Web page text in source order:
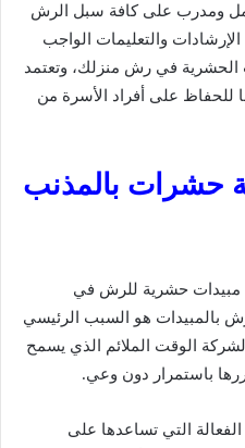
ومدرب على كافة سبل الرش
والتعليمات الواجب
الحشرية في رش منزلك، وتعتمد
للحفاظ على أفراد الأسرة من
حشرات بالمذنب
مبيدات حشرية للرش في
بالمبيدات هو السبب الرئيسي
الوقت الملائم الذي يسمح
باستمرار دون وعي.
التي تساعدها على